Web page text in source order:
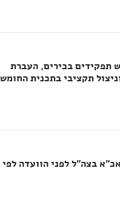
תפקידים בכירים, העברת
תקציבי בתכנית החומש
דרישה להתייצבות ר' אכ"א בצה"ל לפני הוועדה לפי